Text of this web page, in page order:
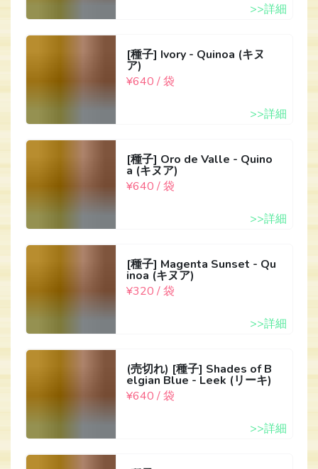
>>詳細
[種子] Ivory - Quinoa (キヌ
ア)
¥640 / 袋
>>詳細
[種子] Oro de Valle - Quino
a (キヌア)
¥640 / 袋
>>詳細
[種子] Magenta Sunset - Qu
inoa (キヌア)
¥320 / 袋
>>詳細
(売切れ) [種子] Shades of B
elgian Blue - Leek (リーキ)
¥640 / 袋
>>詳細